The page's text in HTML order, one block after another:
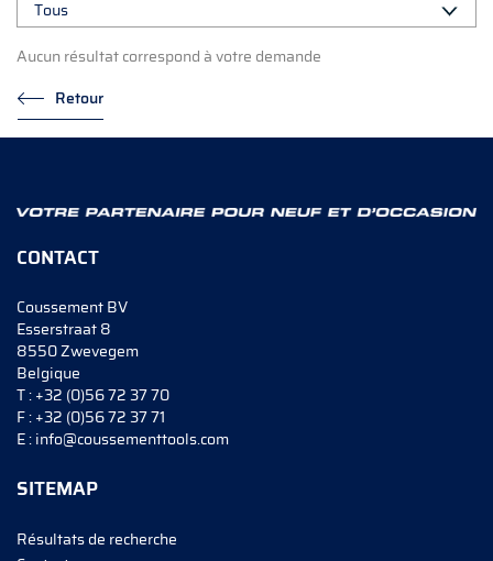
Aucun résultat correspond à votre demande
Retour
CONTACT
Coussement BV
Esserstraat 8
8550 Zwevegem
Belgique
T :+32 (0)56 72 37 70
F :+32 (0)56 72 37 71
E :info@coussementtools.com
SITEMAP
Résultats de recherche